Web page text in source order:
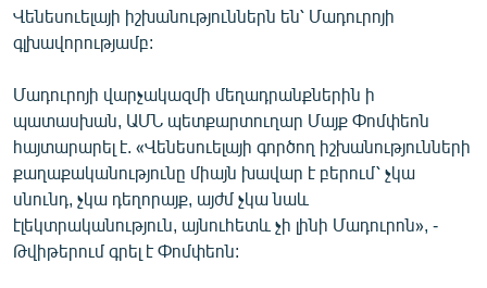
Վենեսուելայի իշխանություններն են՝ Մադուրոյի
գլխավորությամբ:
Մադուրոյի վարչակազմի մեղադրանքներին ի
պատասխան, ԱՄՆ պետքարտուղար Մայք Փոմփեոն
հայտարարել է. «Վենեսուելայի գործող իշխանությունների
քաղաքականությունը միայն խավար է բերում՝ չկա
սնունդ, չկա դեղորայք, այժմ չկա նաև
էլեկտրականություն, այնուհետև չի լինի Մադուրոն», -
Թվիթերում գրել է Փոմփեոն: